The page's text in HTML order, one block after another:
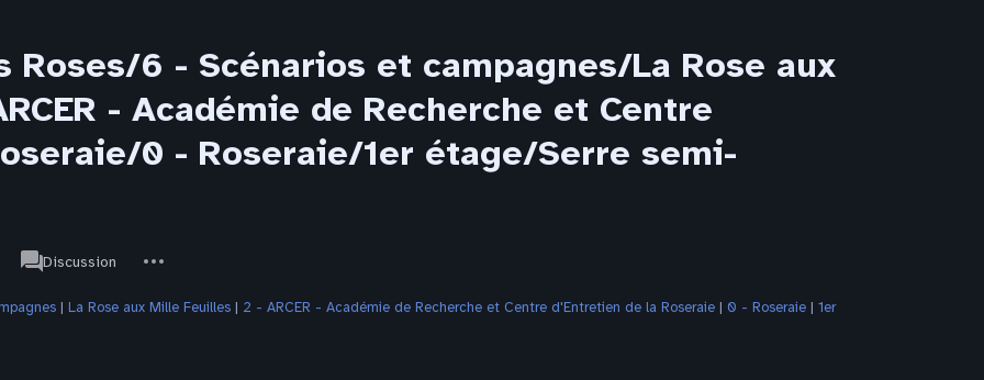
Roses/6 - Scénarios et campagnes/La Rose aux
- Académie de Recherche et Centre
0 - Roseraie/1er étage/Serre semi-
associated-
pages
JdRDiscussion
actions
‎ | La Rose aux Mille Feuilles ‎ | 2 - ARCER - Académie de Recherche et Centre d'Entretien de la Roseraie ‎ | 0 - Roseraie ‎ | 1er